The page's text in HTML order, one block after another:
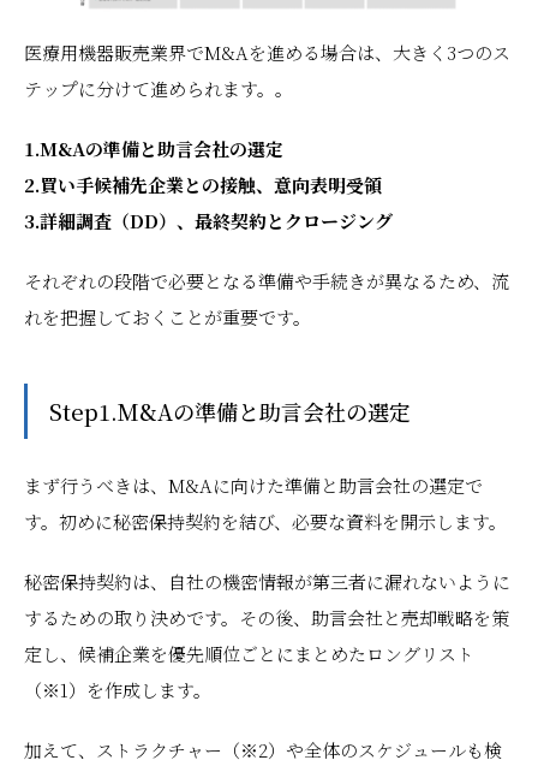
医療用機器販売業界でM&Aを進める場合は、大きく3つのス
テップに分けて進められます。。
1.M&Aの準備と助言会社の選定
2.買い手候補先企業との接触、意向表明受領
3.詳細調査（DD）、最終契約とクロージング
それぞれの段階で必要となる準備や手続きが異なるため、流
れを把握しておくことが重要です。
Step1.M&Aの準備と助言会社の選定
まず行うべきは、M&Aに向けた準備と助言会社の選定で
す。初めに秘密保持契約を結び、必要な資料を開示します。
秘密保持契約は、自社の機密情報が第三者に漏れないように
するための取り決めです。その後、助言会社と売却戦略を策
定し、候補企業を優先順位ごとにまとめたロングリスト
（※1）を作成します。
加えて、ストラクチャー（※2）や全体のスケジュールも検